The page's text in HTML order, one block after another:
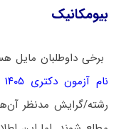
بیومکانیک
برخی داوطلبان مایل
نام آزمون دکتری ۱۴۰۵
رشته/گرایش مدنظر